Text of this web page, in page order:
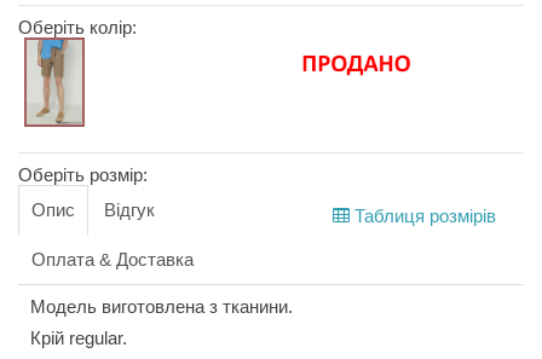
Оберіть колір:
Оберіть розмір:
Таблиця розмірів
Опис Відгук
Оплата & Доставка
Модель виготовлена з тканини.
Крій regular.